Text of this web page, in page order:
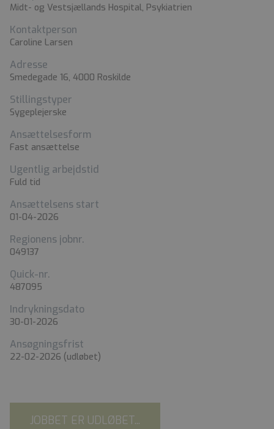
Midt- og Vestsjællands Hospital, Psykiatrien
Kontaktperson
Caroline Larsen
Adresse
Smedegade 16, 4000 Roskilde
Stillingstyper
Sygeplejerske
Ansættelsesform
Fast ansættelse
Ugentlig arbejdstid
Fuld tid
Ansættelsens start
01-04-2026
Regionens jobnr.
049137
Quick-nr.
487095
Indrykningsdato
30-01-2026
Ansøgningsfrist
22-02-2026 (udløbet)
JOBBET ER UDLØBET...